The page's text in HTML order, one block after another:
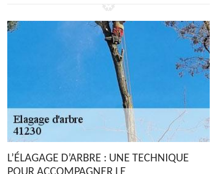
L’ÉLAGAGE D’ARBRE : UNE TECHNIQUE